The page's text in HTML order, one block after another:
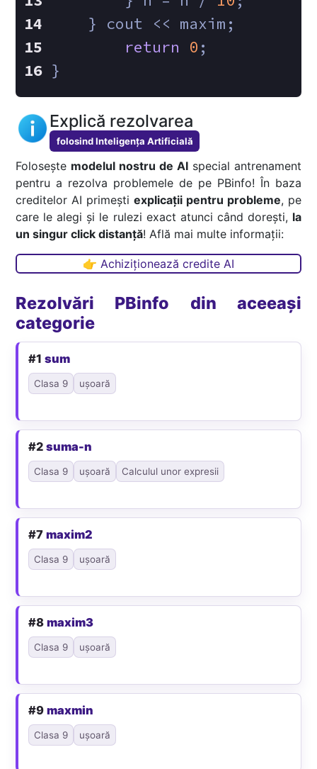
    } cout << maxim;
return
0 ;
}
Explică rezolvarea
folosind Inteligența Artificială
Folosește modelul nostru de AIspecial antrenament
pentru a rezolva problemele de pe PBinfo! În baza
creditelor AI primești explicații pentru probleme, pe
care le alegi și le rulezi exact atunci când dorești, la
un singur click distanță! Află mai multe informații:
👉 Achiziționează credite AI
Rezolvări PBinfo din aceeași
categorie
#1sum
Clasa 9 ușoară
#2suma-n
Clasa 9 ușoară Calculul unor expresii
#7maxim2
Clasa 9 ușoară
#8maxim3
Clasa 9 ușoară
#9maxmin
Clasa 9 ușoară